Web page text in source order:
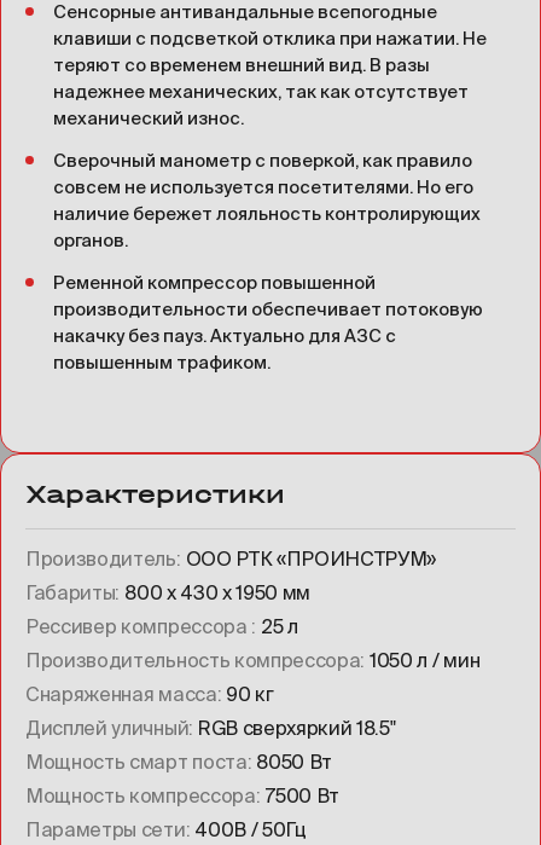
Сенсорные антивандальные всепогодные
клавиши с подсветкой отклика при нажатии. Не
теряют со временем внешний вид. В разы
надежнее механических, так как отсутствует
механический износ.
Сверочный манометр с поверкой, как правило
совсем не используется посетителями. Но его
наличие бережет лояльность контролирующих
органов.
Ременной компрессор повышенной
производительности обеспечивает потоковую
накачку без пауз. Актуально для АЗС с
повышенным трафиком.
Характеристики
Производитель ООО РТК «ПРОИНСТРУМ»
Габариты 800 х 430 х 1950 мм
Рессивер компрессора
25 л
Производительность компрессора 1050 л / мин
Снаряженная масса 90 кг
Дисплей уличный RGB сверхяркий 18.5"
Мощность смарт поста 8050 Вт
Мощность компрессора 7500 Вт
Параметры сети 400В / 50Гц